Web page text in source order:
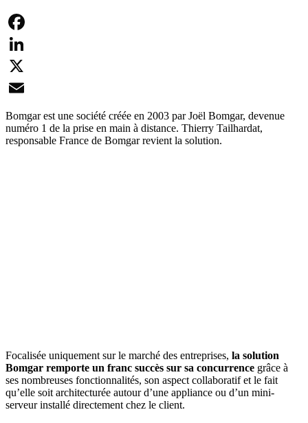
Facebook
LinkedIn
X
Email
Bomgar est une société créée en 2003 par Joël Bomgar, devenue
numéro 1 de la prise en main à distance. Thierry Tailhardat,
responsable France de Bomgar revient la solution.
Focalisée uniquement sur le marché des entreprises, la solution
Bomgar remporte un franc succès sur sa concurrence grâce à
ses nombreuses fonctionnalités, son aspect collaboratif et le fait
qu’elle soit architecturée autour d’une appliance ou d’un mini-
serveur installé directement chez le client.